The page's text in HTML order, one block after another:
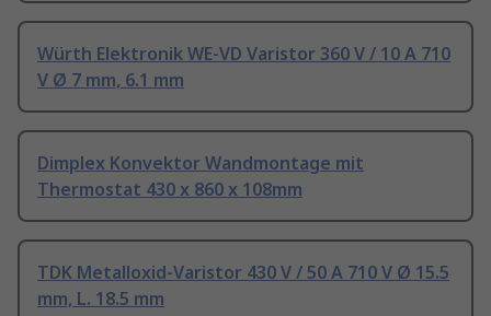
Würth Elektronik WE-VD Varistor 360 V / 10 A 710
V Ø 7 mm, 6.1 mm
Dimplex Konvektor Wandmontage mit
Thermostat 430 x 860 x 108mm
TDK Metalloxid-Varistor 430 V / 50 A 710 V Ø 15.5
mm, L. 18.5 mm